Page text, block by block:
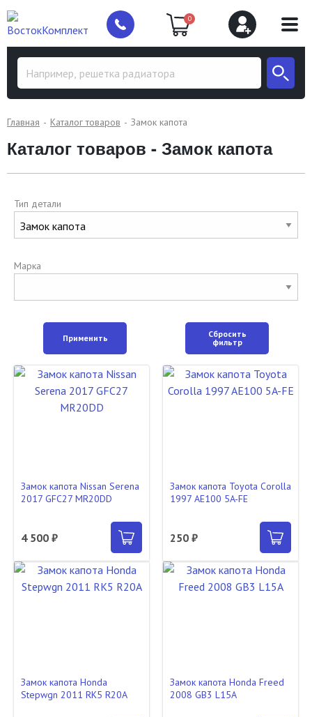
0
Главная Каталог товаров Замок капота
Каталог товаров - Замок капота
Тип детали
Марка
Применить
Сбросить
фильтр
Замок капота Nissan Serena
2017 GFC27 MR20DD
4 500 ₽
Замок капота Toyota Corolla
1997 AE100 5A-FE
250 ₽
Замок капота Honda
Stepwgn 2011 RK5 R20A
Замок капота Honda Freed
2008 GB3 L15A